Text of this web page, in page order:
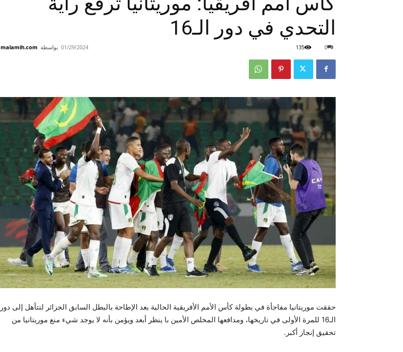
التحدي في دور الـ16
بواسطة malamih.com 01/29/2024 0
135
حققت موريتانيا مفاجأة في بطولة كأس الأمم الأفريقية الحالية بعد الإطاحة بالبطل السابق الجزائر لتتأهل إلى دور
الـ16 للمرة الأولى في تاريخها، ومدافعها المخلص الأمين با ينظر أبعد ويؤمن بأنه لا يوجد شيء منع موريتانيا من
تحقيق إنجاز أكبر.